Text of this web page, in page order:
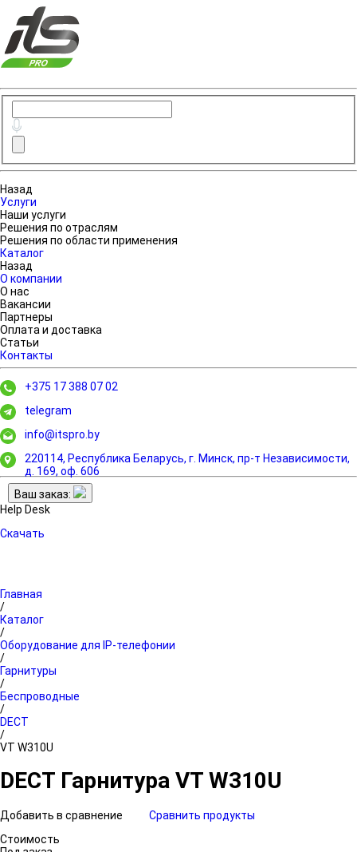
Назад
Услуги
Наши услуги
Решения по отраслям
Решения по области применения
Каталог
Назад
О компании
О нас
Вакансии
Партнеры
Оплата и доставка
Статьи
Контакты
+375 17 388 07 02
telegram
info@itspro.by
220114, Республика Беларусь, г. Минск, пр-т Независимости,
д. 169, оф. 606
Ваш заказ:
Help Desk
Скачать
Главная
/
Каталог
/
Оборудование для IP-телефонии
/
Гарнитуры
/
Беспроводные
/
DECT
/
VT W310U
DECT Гарнитура VT W310U
Добавить в сравнение
Сравнить продукты
Стоимость